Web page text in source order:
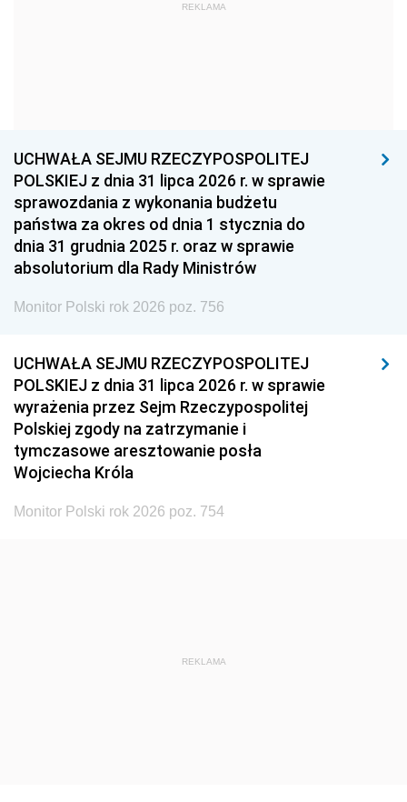
1959
1939 1938 1937
1936 1930
REKLAMA
UCHWAŁA SEJMU RZECZYPOSPOLITEJ
POLSKIEJ z dnia 31 lipca 2026 r. w sprawie
sprawozdania z wykonania budżetu
państwa za okres od dnia 1 stycznia do
dnia 31 grudnia 2025 r. oraz w sprawie
absolutorium dla Rady Ministrów
Monitor Polski rok 2026 poz. 756
UCHWAŁA SEJMU RZECZYPOSPOLITEJ
POLSKIEJ z dnia 31 lipca 2026 r. w sprawie
wyrażenia przez Sejm Rzeczypospolitej
Polskiej zgody na zatrzymanie i
tymczasowe aresztowanie posła
Wojciecha Króla
Monitor Polski rok 2026 poz. 754
REKLAMA